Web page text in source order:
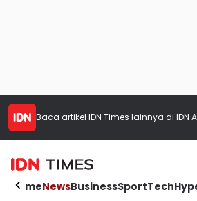
Baca artikel IDN Times lainnya di IDN
HomeNewsBusinessSportTech